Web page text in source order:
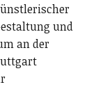
und
an der